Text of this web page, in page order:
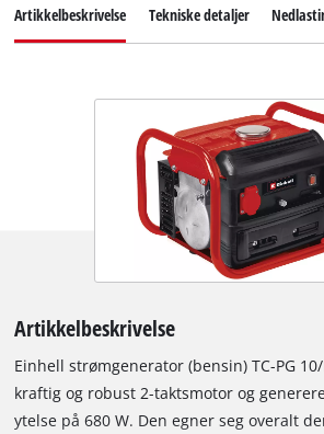
Artikkelbeskrivelse Tekniske detaljer
Artikkelbeskrivelse
Einhell strømgenerator (bensin) TC-PG
kraftig og robust 2-taktsmotor og
ytelse på 680 W. Den egner seg overalt